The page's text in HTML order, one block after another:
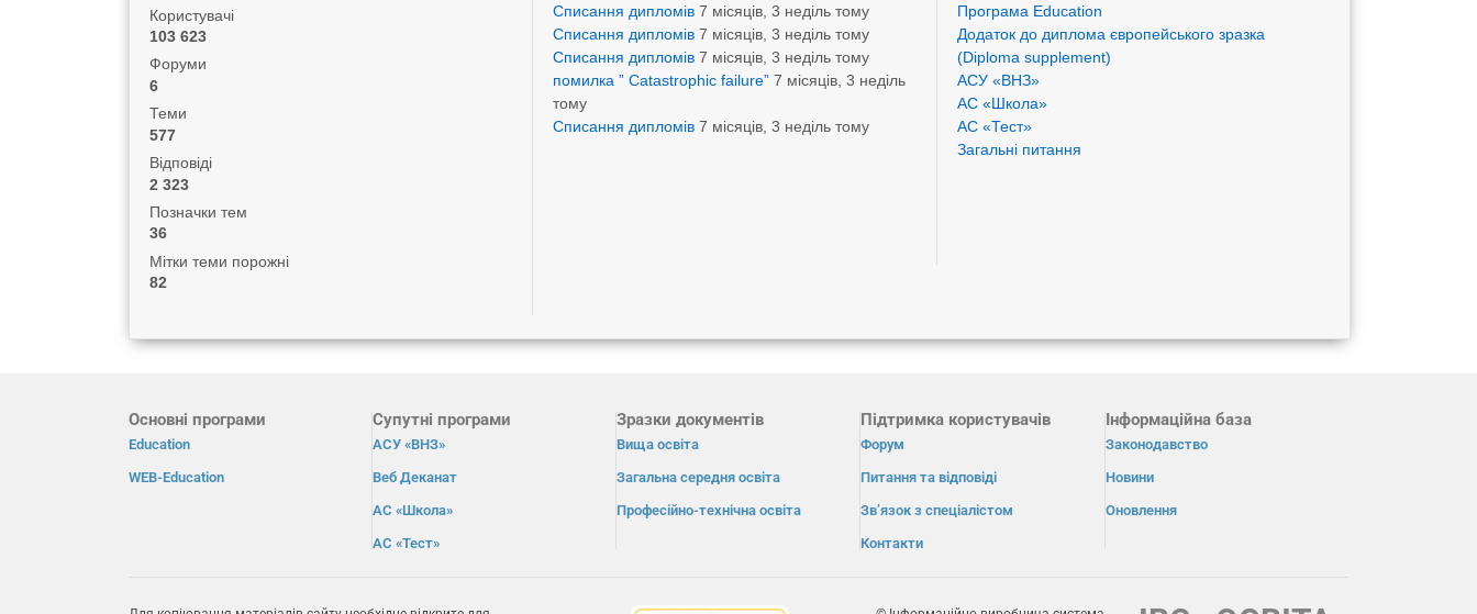
Користувачі
103 623
Форуми
6
Теми
577
Відповіді
2 323
Позначки тем
36
Мітки теми порожні
82
Списання дипломів 7 місяців, 3 неділь тому
Списання дипломів 7 місяців, 3 неділь тому
Списання дипломів 7 місяців, 3 неділь тому
помилка ” Catastrophic failure” 7 місяців, 3 неділь
тому
Списання дипломів 7 місяців, 3 неділь тому
Програма Eduсation
Додаток до диплома європейського зразка
(Diploma supplement)
АСУ «ВНЗ»
АС «Школа»
АС «Тест»
Загальні питання
Основні програми
Education
WEB-Education
Супутні програми
АСУ «ВНЗ»
Веб Деканат
АС «Школа»
АС «Тест»
Зразки документів
Вища освіта
Загальна середня освіта
Професійно-технічна освіта
Підтримка користувачів
Форум
Питання та відповіді
Зв’язок з спеціалістом
Контакти
Інформаційна база
Законодавство
Новини
Оновлення